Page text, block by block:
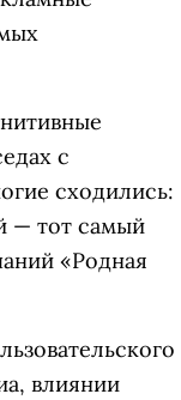
с
сходились:
— тот самый
«Родная
влиянии